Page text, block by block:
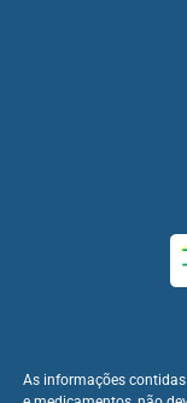
As informações